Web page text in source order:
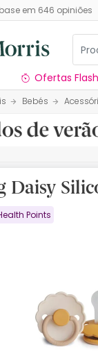
em 646 opiniões
Ofertas Flash
Bebés
Daisy
Points